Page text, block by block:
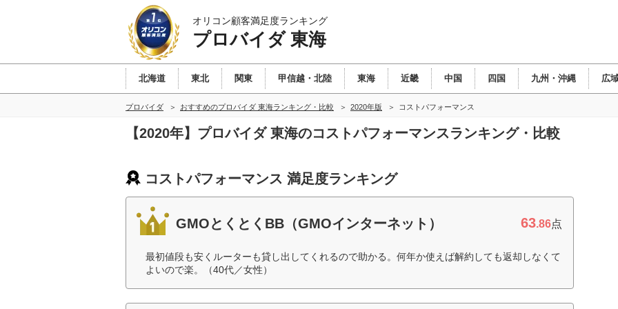
オリコン顧客満足度ランキング
プロバイダ 東海
北海道 東北 関東 甲信越・北陸 東海 近畿 中国 四国 九州・沖縄 広
プロバイダ おすすめのプロバイダ 東海ランキング・比較 2020年版 コストパフォーマンス
【2020年】プロバイダ 東海のコストパフォーマンスランキング・比較
コストパフォーマンス 満足度ランキング
GMOとくとくBB（GMOインターネット） 63.86点
最初値段も安くルーターも貸し出してくれるので助かる。何年か使えば解約しても返却しなくて
よいので楽。（40代／女性）